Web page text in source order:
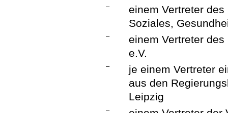
–
einem Vertreter
Soziales,
–
einem Vertreter
e.V.
–
je einem Vertreter
aus den
Leipzig
–